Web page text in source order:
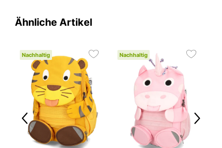
Ähnliche Artikel
Nachhaltig Nachhaltig